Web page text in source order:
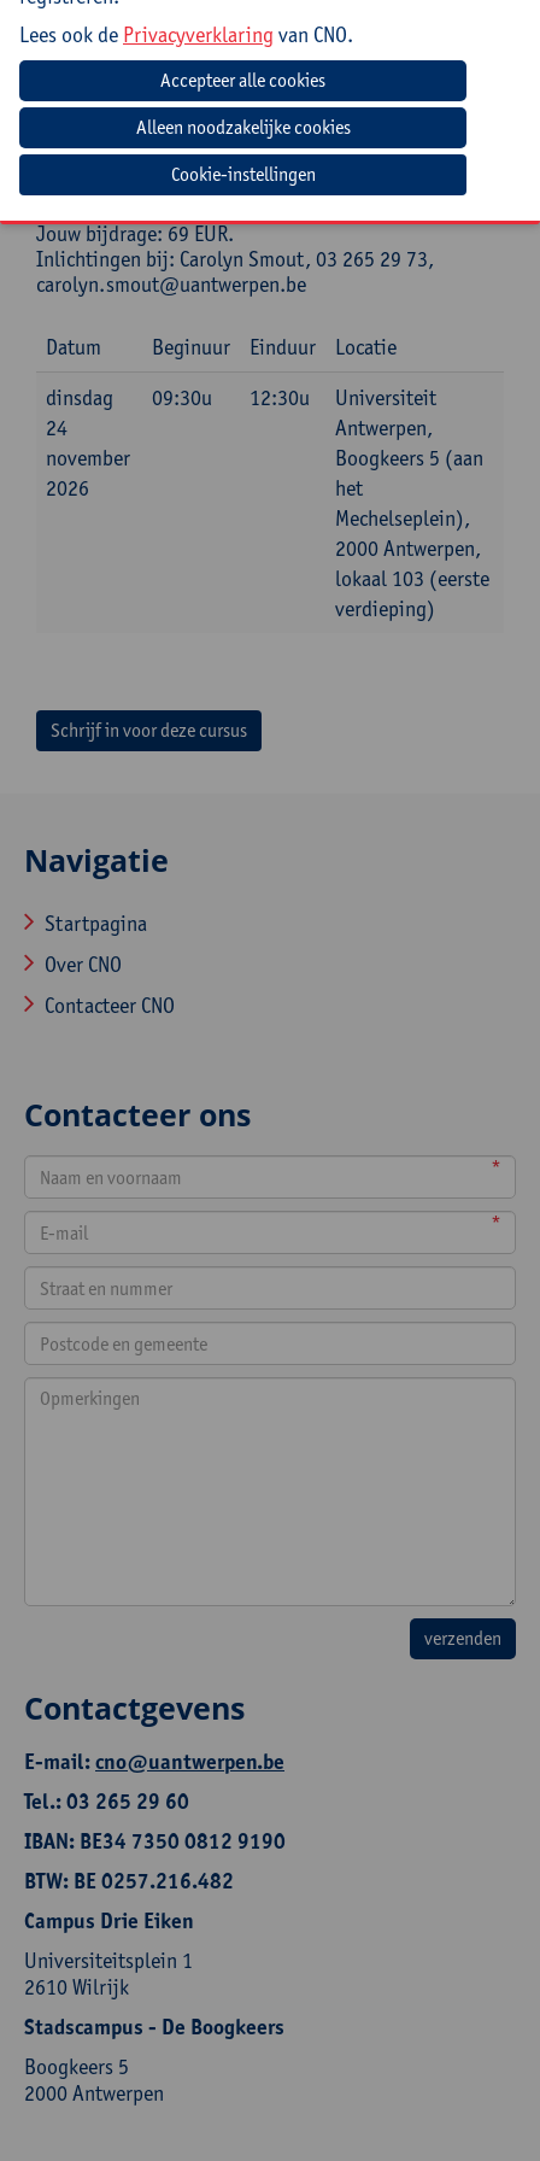
Universiteit Gent en de Vrije Universiteit Brussel.
Praktisch
Cursuscode:26/FRA/059A
Cursusmateriaal inbegrepen
Jouw bijdrage: 69 EUR.
Inlichtingen bij: Carolyn Smout, 03 265 29 73,
carolyn.smout@uantwerpen.be
Datum Beginuur Einduur
Locatie
dinsdag
24
november
2026
09:30u 12:30u
Universiteit
Antwerpen,
Boogkeers 5 (aan
het
Mechelseplein),
2000 Antwerpen,
lokaal 103 (eerste
verdieping)
Schrijf in voor deze cursus
Navigatie
Startpagina
Over CNO
Contacteer CNO
Contacteer ons
*
*
Contactgevens
E-mail:cno@uantwerpen.be
Tel.: 03 265 29 60
IBAN: BE34 7350 0812 9190
BTW: BE 0257.216.482
Campus Drie Eiken
Universiteitsplein 1
2610 Wilrijk
Stadscampus - De Boogkeers
Boogkeers 5
2000 Antwerpen
Lees ook de Privacyverklaring van CNO.
Cookie-instellingen